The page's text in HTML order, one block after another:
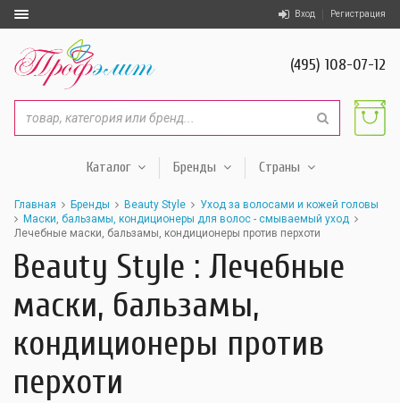
Вход Регистрация
(495) 108-07-12
Каталог Бренды Страны
Главная Бренды Beauty Style
Уход за волосами и кожей головы
Маски, бальзамы, кондиционеры для волос - смываемый уход
Лечебные маски, бальзамы, кондиционеры против перхоти
Beauty Style : Лечебные
маски, бальзамы,
кондиционеры против
перхоти